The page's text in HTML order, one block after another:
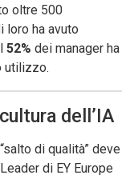
oltre 500
loro ha avuto
52% dei manager ha
utilizzo.
dell’IA
di qualità” deve
di EY Europe